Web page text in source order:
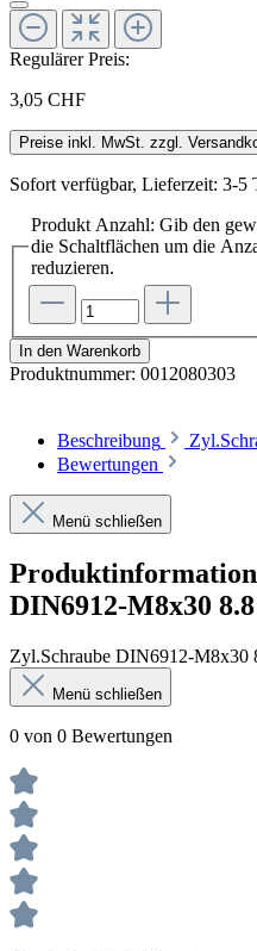
Regulärer Preis:
3,05 CHF
Preise inkl. MwSt. zzgl.
Sofort verfügbar, Lieferzeit: 3-5
Produkt Anzahl: Gib den
die Schaltflächen um die
reduzieren.
In den Warenkorb
Produktnummer: 0012080303
Beschreibung
Bewertungen
Menü schließen
DIN6912-M8x30
Zyl.Schraube DIN6912-M8x30
Menü schließen
0 von 0 Bewertungen